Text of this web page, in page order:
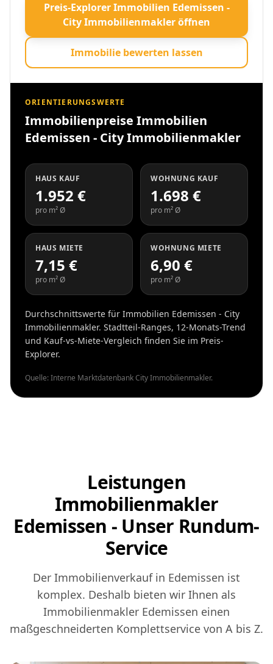
Preis-Explorer Immobilien Edemissen -
City Immobilienmakler öffnen
Immobilie bewerten lassen
ORIENTIERUNGSWERTE
Immobilienpreise Immobilien
Edemissen - City Immobilienmakler
HAUS KAUF
1.952 €
pro m² Ø
WOHNUNG KAUF
1.698 €
pro m² Ø
HAUS MIETE
7,15 €
pro m² Ø
WOHNUNG MIETE
6,90 €
pro m² Ø
Durchschnittswerte für Immobilien Edemissen - City
Immobilienmakler. Stadtteil-Ranges, 12-Monats-Trend
und Kauf-vs-Miete-Vergleich finden Sie im Preis-
Explorer.
Quelle: Interne Marktdatenbank City Immobilienmakler.
Leistungen
Immobilienmakler
Edemissen - Unser Rundum-
Service
Der Immobilienverkauf in Edemissen ist
komplex. Deshalb bieten wir Ihnen als
Immobilienmakler Edemissen einen
maßgeschneiderten Komplettservice von A bis Z.